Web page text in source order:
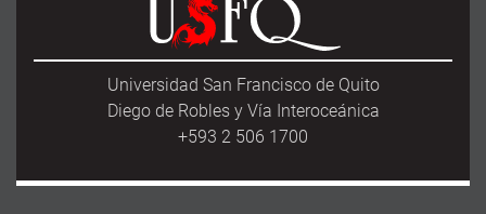
Universidad San Francisco de Quito
Diego de Robles y Vía Interoceánica
+593 2 506 1700